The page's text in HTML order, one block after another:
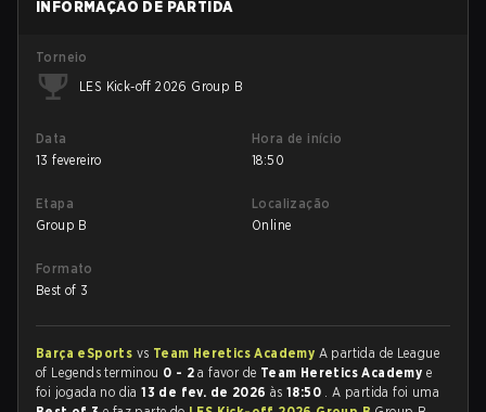
INFORMAÇÃO DE PARTIDA
Torneio
LES Kick-off 2026 Group B
Data
13 fevereiro
Hora de início
18:50
Etapa
Group B
Localização
Online
Formato
Best of 3
Barça eSports vs Team Heretics Academy A partida de League
of Legends terminou 0 - 2 a favor de Team Heretics Academy e
foi jogada no dia13 de fev. de 2026 às18:50 . A partida foi uma